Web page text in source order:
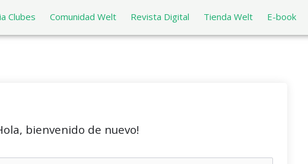
Clubes Comunidad Welt Revista Digital Tienda Welt E-book
bienvenido de nuevo!